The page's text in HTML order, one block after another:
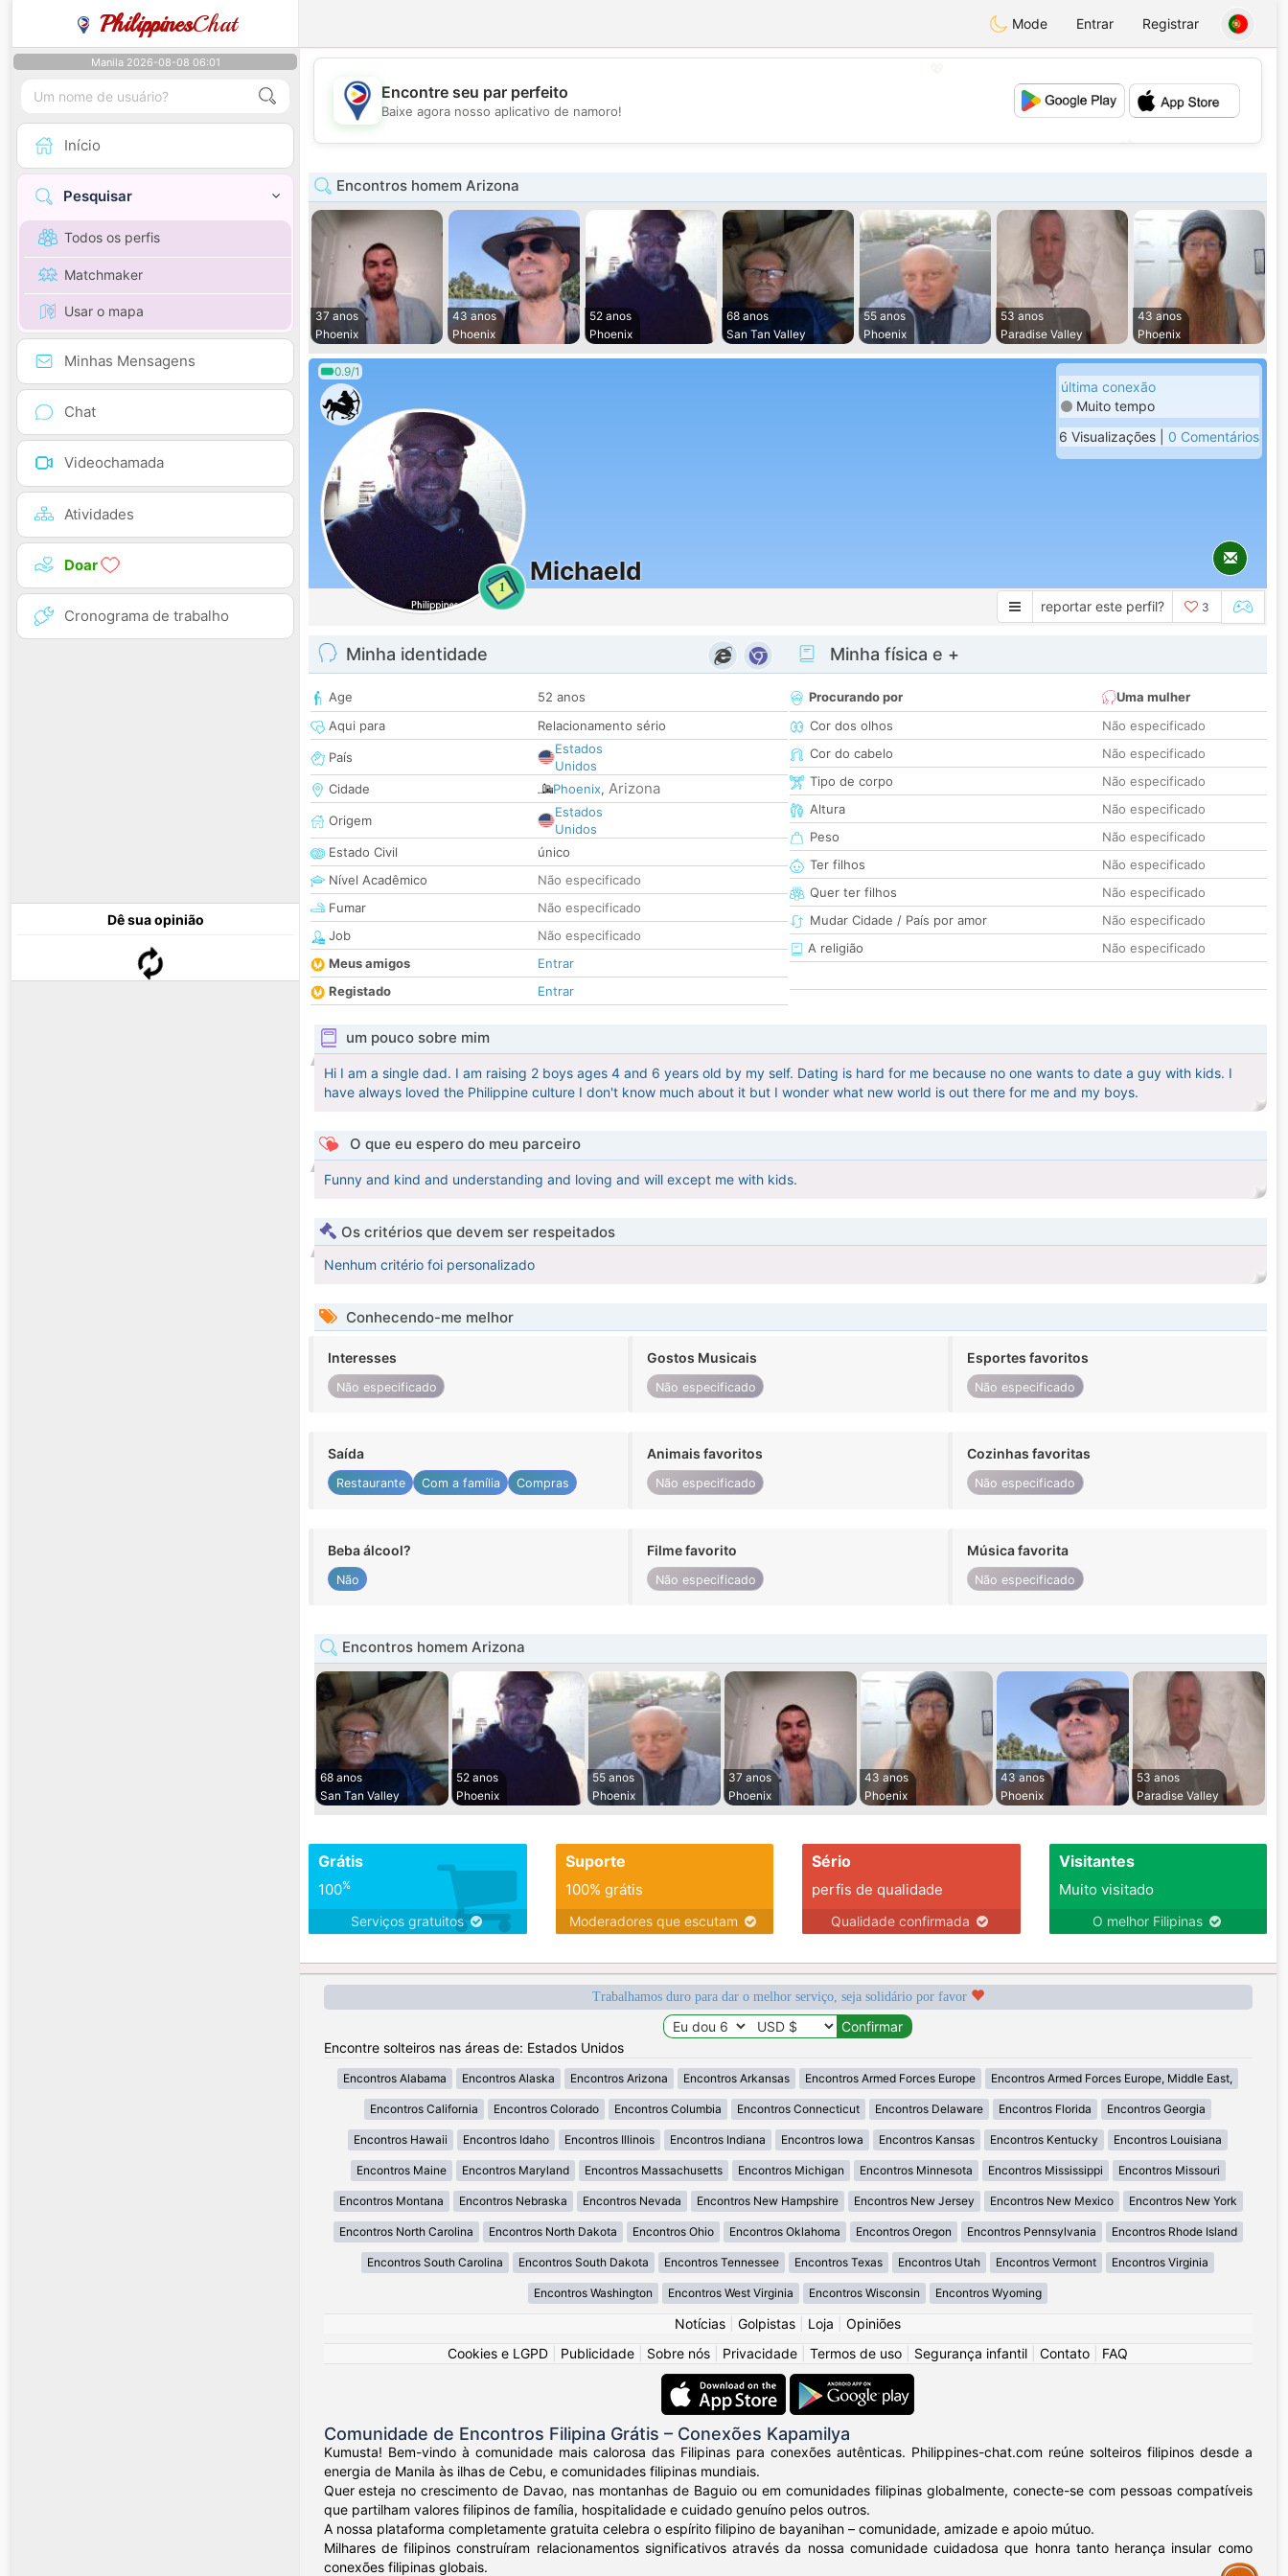
PhilippinesChat Mode Entrar Registrar
Manila 2026-08-08 06:01
Início
Pesquisar
Todos os perfis
Matchmaker
Usar o mapa
Minhas Mensagens
Chat
Videochamada
Atividades
Doar
Cronograma de trabalho
Dê sua opinião
💕
Encontre seu par perfeito
Baixe agora nosso aplicativo de namoro!
Encontros homem Arizona
37 anos
Phoenix
43 anos
Phoenix
52 anos
Phoenix
68 anos
San Tan Valley
55 anos
Phoenix
53 anos
Paradise Valley
43 anos
Phoenix
0.9/1
1
Michaeld
última conexão
Muito tempo
6 Visualizações | 0 Comentários
reportar este perfil? 3
Minha identidade
Age
52 anos
Aqui para
Relacionamento sério
País
Estados
Unidos
Cidade
Phoenix, Arizona
Origem
Estados
Unidos
Estado Civil
único
Nível Acadêmico
Não especificado
Fumar
Não especificado
Job
Não especificado
Meus amigos
Entrar
Registado
Entrar
Minha física e +
Procurando por
Uma mulher
Cor dos olhos
Não especificado
Cor do cabelo
Não especificado
Tipo de corpo
Não especificado
Altura
Não especificado
Peso
Não especificado
Ter filhos
Não especificado
Quer ter filhos
Não especificado
Mudar Cidade / País por amor
Não especificado
A religião
Não especificado
um pouco sobre mim
Hi I am a single dad. I am raising 2 boys ages 4 and 6 years old by my self. Dating is hard for me because no one wants to date a guy with kids. I
have always loved the Philippine culture I don't know much about it but I wonder what new world is out there for me and my boys.
O que eu espero do meu parceiro
Funny and kind and understanding and loving and will except me with kids.
Os critérios que devem ser respeitados
Nenhum critério foi personalizado
Conhecendo-me melhor
Interesses
Não especificado
Gostos Musicais
Não especificado
Esportes favoritos
Não especificado
Saída
Restaurante Com a família Compras
Animais favoritos
Não especificado
Cozinhas favoritas
Não especificado
Beba álcool?
Não
Filme favorito
Não especificado
Música favorita
Não especificado
Encontros homem Arizona
68 anos
San Tan Valley
52 anos
Phoenix
55 anos
Phoenix
37 anos
Phoenix
43 anos
Phoenix
43 anos
Phoenix
53 anos
Paradise Valley
Grátis
100%
Serviços gratuitos
Suporte
100% grátis
Moderadores que escutam
Sério
perfis de qualidade
Qualidade confirmada
Visitantes
Muito visitado
O melhor Filipinas
Trabalhamos duro para dar o melhor serviço, seja solidário por favor
Encontre solteiros nas áreas de: Estados Unidos
Encontros Alabama Encontros Alaska Encontros Arizona Encontros Arkansas Encontros Armed Forces Europe Encontros Armed Forces Europe, Middle East,
Encontros California Encontros Colorado Encontros Columbia Encontros Connecticut Encontros Delaware Encontros Florida Encontros Georgia
Encontros Hawaii Encontros Idaho Encontros Illinois Encontros Indiana Encontros Iowa Encontros Kansas Encontros Kentucky Encontros Louisiana
Encontros Maine Encontros Maryland Encontros Massachusetts Encontros Michigan Encontros Minnesota Encontros Mississippi Encontros Missouri
Encontros Montana Encontros Nebraska Encontros Nevada Encontros New Hampshire Encontros New Jersey Encontros New Mexico Encontros New York
Encontros North Carolina Encontros North Dakota Encontros Ohio Encontros Oklahoma Encontros Oregon Encontros Pennsylvania Encontros Rhode Island
Encontros South Carolina Encontros South Dakota Encontros Tennessee Encontros Texas Encontros Utah Encontros Vermont Encontros Virginia
Encontros Washington Encontros West Virginia Encontros Wisconsin Encontros Wyoming
Notícias Golpistas Loja
Opiniões
Cookies e LGPD
Publicidade Sobre nós Privacidade Termos de uso Segurança infantil Contato FAQ
Comunidade de Encontros Filipina Grátis – Conexões Kapamilya
Kumusta! Bem-vindo à comunidade mais calorosa das Filipinas para conexões autênticas. Philippines-chat.com reúne solteiros filipinos desde a
energia de Manila às ilhas de Cebu, e comunidades filipinas mundiais.
Quer esteja no crescimento de Davao, nas montanhas de Baguio ou em comunidades filipinas globalmente, conecte-se com pessoas compatíveis
que partilham valores filipinos de família, hospitalidade e cuidado genuíno pelos outros.
A nossa plataforma completamente gratuita celebra o espírito filipino de bayanihan – comunidade, amizade e apoio mútuo.
Milhares de filipinos construíram relacionamentos significativos através da nossa comunidade cuidadosa que honra tanto herança insular como
conexões filipinas globais.